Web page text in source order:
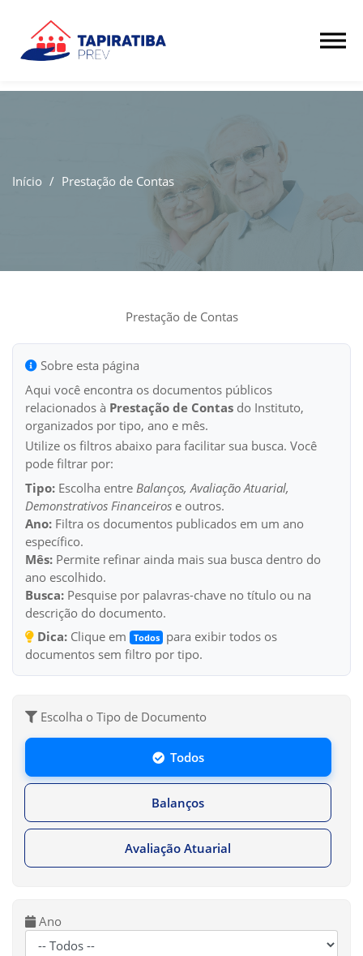
Início / Prestação de Contas
Prestação de Contas
Sobre esta página
Aqui você encontra os documentos públicos
relacionados à Prestação de Contas do Instituto,
organizados por tipo, ano e mês.
Utilize os filtros abaixo para facilitar sua busca. Você
pode filtrar por:
Tipo: Escolha entre Balanços, Avaliação Atuarial,
Demonstrativos Financeiros e outros.
Ano: Filtra os documentos publicados em um ano
específico.
Mês: Permite refinar ainda mais sua busca dentro do
ano escolhido.
Busca: Pesquise por palavras-chave no título ou na
descrição do documento.
Dica: Clique em Todos
para exibir todos os
documentos sem filtro por tipo.
Escolha o Tipo de Documento
Todos
Balanços
Avaliação Atuarial
Ano